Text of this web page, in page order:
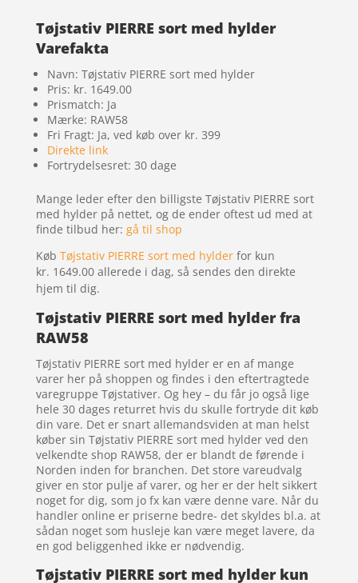
Tøjstativ PIERRE sort med hylder
Varefakta
Navn: Tøjstativ PIERRE sort med hylder
Pris: kr. 1649.00
Prismatch: Ja
Mærke: RAW58
Fri Fragt: Ja, ved køb over kr. 399
Direkte link
Fortrydelsesret: 30 dage
Mange leder efter den billigste Tøjstativ PIERRE sort
med hylder på nettet, og de ender oftest ud med at
finde tilbud her: gå til shop
Køb Tøjstativ PIERRE sort med hylderfor kun
kr. 1649.00 allerede i dag, så sendes den direkte
hjem til dig.
Tøjstativ PIERRE sort med hylder fra
RAW58
Tøjstativ PIERRE sort med hylder er en af mange
varer her på shoppen og findes i den eftertragtede
varegruppe Tøjstativer. Og hey – du får jo også lige
hele 30 dages returret hvis du skulle fortryde dit køb
din vare. Det er snart allemandsviden at man helst
køber sin Tøjstativ PIERRE sort med hylder ved den
velkendte shop RAW58, der er blandt de førende i
Norden inden for branchen. Det store vareudvalg
giver en stor pulje af varer, og her er der helt sikkert
noget for dig, som jo fx kan være denne vare. Når du
handler online er priserne bedre- det skyldes bl.a. at
sådan noget som husleje kan være meget lavere, da
en god beliggenhed ikke er nødvendig.
Tøjstativ PIERRE sort med hylder kun